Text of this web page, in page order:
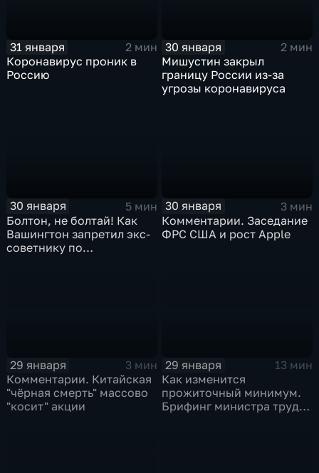
31 января
2 мин
Коронавирус проник в
Россию
30 января
2 мин
Мишустин закрыл
границу России из-за
угрозы коронавируса
30 января
5 мин
Болтон, не болтай! Как
Вашингтон запретил экс-
советнику по
30 января
3 мин
Комментарии. Заседание
ФРС США и рост Apple
29 января
3 мин
Комментарии. Китайская
"чёрная смерть" массово
"косит" акции
29 января
13 мин
Как изменится
прожиточный минимум.
Брифинг министра труда